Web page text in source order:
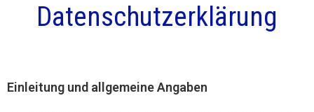
Datenschutzerklärung
Einleitung und allgemeine Angaben